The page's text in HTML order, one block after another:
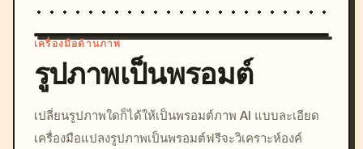
c, cyberpunk sunset, neon
colors, 8k --v 6.0
เครื่องมือด้านภาพ
รูปภาพเป็นพรอมต์
เปลี่ยนรูปภาพใดก็ได้ให้เป็นพรอมต์ภาพ AI แบบละเอียด
เครื่องมือแปลงรูปภาพเป็นพรอมต์ฟรีจะวิเคราะห์องค์